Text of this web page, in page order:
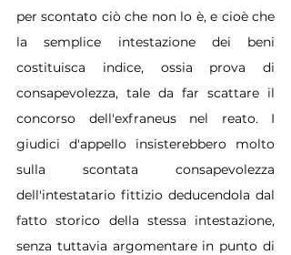
per scontato ciò che non lo è, e cioè che
la semplice intestazione dei beni
costituisca indice, ossia prova di
consapevolezza, tale da far scattare il
concorso dell'exfraneus nel reato. I
giudici d'appello insisterebbero molto
sulla scontata consapevolezza
dell'intestatario fittizio deducendola dal
fatto storico della stessa intestazione,
senza tuttavia argomentare in punto di